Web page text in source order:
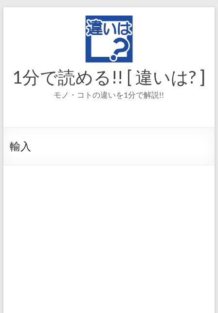
1分で読める!! [ 違いは? ]
モノ・コトの違いを1分で解説!!
輸入